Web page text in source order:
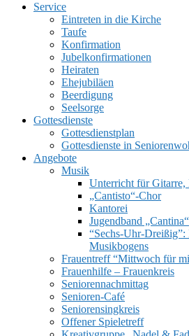
Service
Eintreten in die Kirche
Taufe
Konfirmation
Jubelkonfirmationen
Heiraten
Ehejubiläen
Beerdigung
Seelsorge
Gottesdienste
Gottesdienstplan
Gottesdienste in
Angebote
Musik
Unterricht für Gitarre,
„Cantisto“-Chor
Kantorei
Jugendband „Cantina“
“Sechs-Uhr-Dreißig”:
Musikbogens
Frauentreff “Mittwoch für
Frauenhilfe – Frauenkreis
Seniorennachmittag
Senioren-Café
Seniorensingkreis
Offener Spieletreff